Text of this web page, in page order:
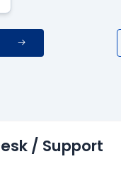
/ Support